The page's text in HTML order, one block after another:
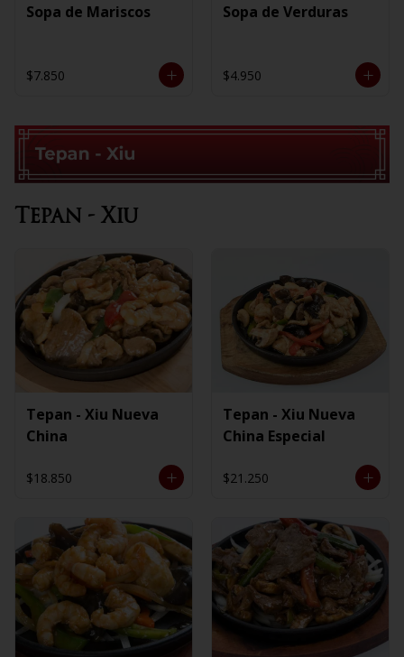
Sopa de Mariscos
$7.850
Sopa de Verduras
$4.950
Tepan - Xiu
Tepan - Xiu Nueva
China
$18.850
Tepan - Xiu Nueva
China Especial
$21.250